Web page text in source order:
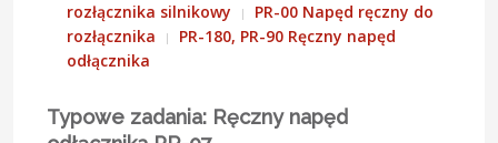
rozłącznika silnikowy
PR-00 Napęd ręczny do
rozłącznika
PR-180, PR-90 Ręczny napęd
odłącznika
Typowe zadania: Ręczny napęd